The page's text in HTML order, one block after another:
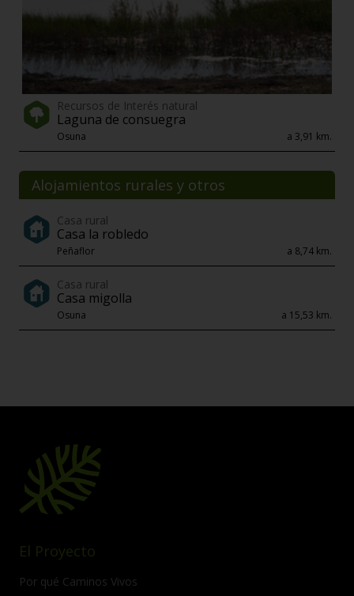
Recursos de Interés natural
Laguna de consuegra
Osuna a 3,91 km.
Alojamientos rurales y otros
Casa rural
Casa la robledo
Peñaflor a 8,74 km.
Casa rural
Casa migolla
Osuna a 15,53 km.
El Proyecto
Por qué Caminos Vivos